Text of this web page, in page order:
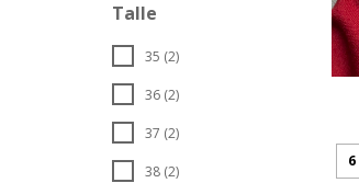
Talle
35 (2)
36 (2)
37 (2)
38 (2)
6